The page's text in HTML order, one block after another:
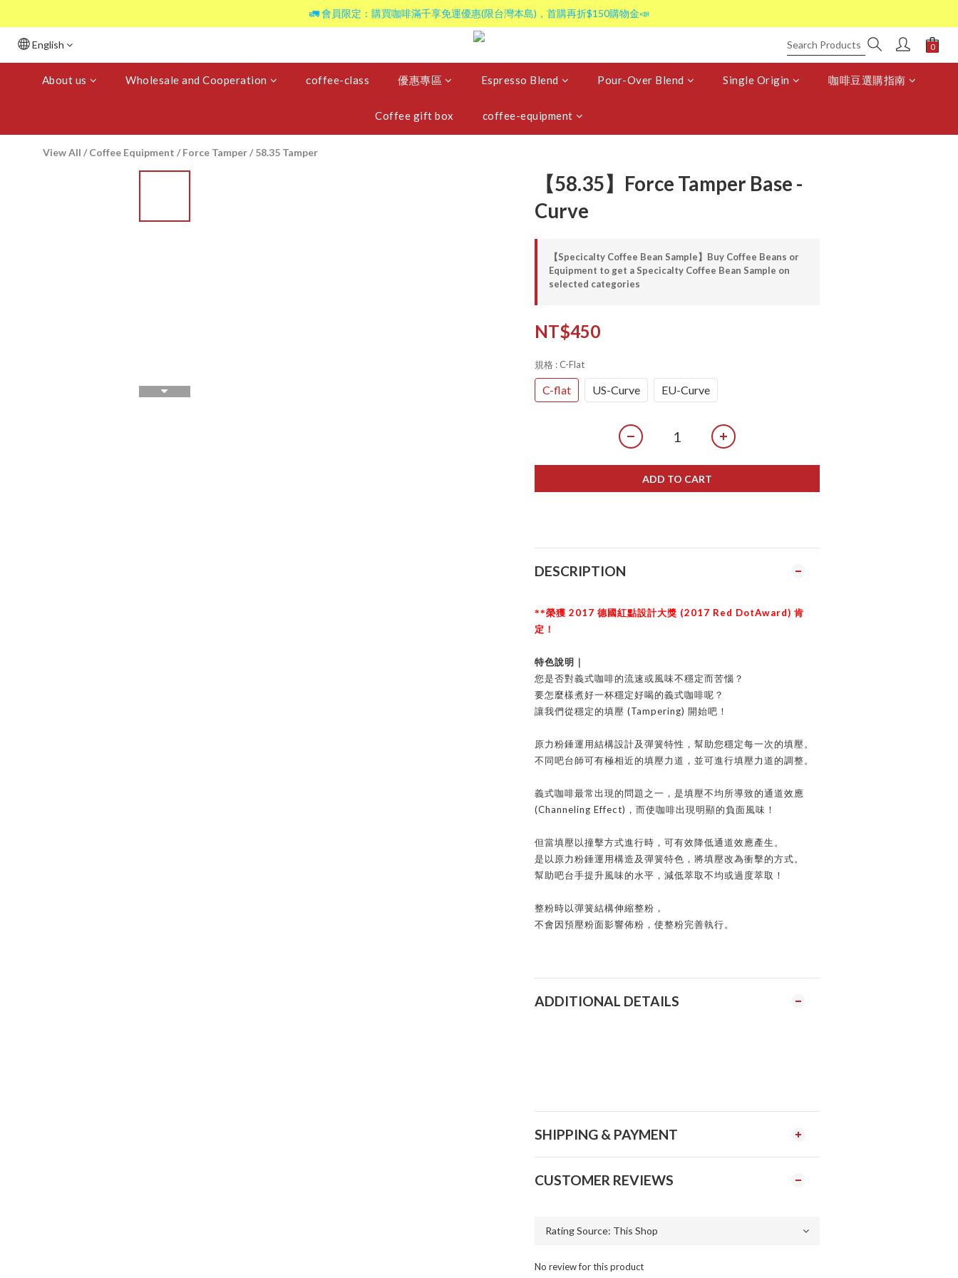
🚛 會員限定：購買咖啡滿千享免運優惠(限台灣本島)，首購再折$150購物金📣
English
About us Wholesale and Cooperation coffee-class 優惠專區 Espresso Blend Pour-Over Blend Single Origin 咖啡豆選購指南
Coffee gift box coffee-equipment
View All /Coffee Equipment /Force Tamper/58.35 Tamper
【58.35】Force Tamper Base -
Curve
【Specicalty Coffee Bean Sample】Buy Coffee Beans or
Equipment to get a Specicalty Coffee Bean Sample on
selected categories
NT$450
規格 : C-Flat
C-flat US-Curve EU-Curve
ADD TO CART
DESCRIPTION
**榮獲 2017 德國紅點設計大獎 (2017 Red DotAward) 肯
定！
特色說明｜
您是否對義式咖啡的流速或風味不穩定而苦惱？
要怎麼樣煮好一杯穩定好喝的義式咖啡呢？
讓我們從穩定的填壓 (Tampering) 開始吧！
原力粉錘運用結構設計及彈簧特性，幫助您穩定每一次的填壓。
不同吧台師可有極相近的填壓力道，並可進行填壓力道的調整。
義式咖啡最常出現的問題之一，是填壓不均所導致的通道效應
(Channeling Effect) ，而使咖啡出現明顯的負面風味！
但當填壓以撞擊方式進行時，可有效降低通道效應產生。
是以原力粉錘運用構造及彈簧特色，將填壓改為衝擊的方式。
幫助吧台手提升風味的水平，減低萃取不均或過度萃取！
整粉時以彈簧結構伸縮整粉，
不會因預壓粉面影響佈粉，使整粉完善執行。
ADDITIONAL DETAILS
SHIPPING & PAYMENT
CUSTOMER REVIEWS
No review for this product